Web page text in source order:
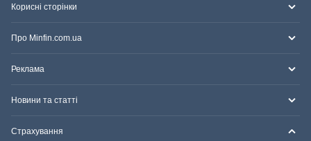
Корисні сторінки
Про Minfin.com.ua
Реклама
Новини та статті
Страхування